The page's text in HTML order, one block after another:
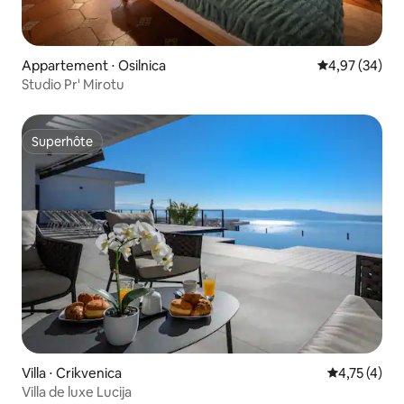
Appartement ⋅ Osilnica Évaluation
4,97 (34)
Studio Pr' Mirotu
Superhôte
Superhôte
Villa ⋅ Crikvenica Évaluation
4,75 (4)
Villa de luxe Lucija